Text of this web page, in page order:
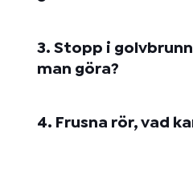
3. Stopp i
man göra?
4. Frusna rör, vad